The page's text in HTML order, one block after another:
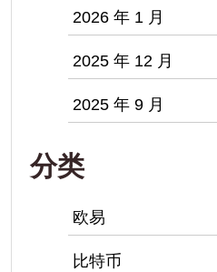
2026 年 1 月
2025 年 12 月
2025 年 9 月
分类
欧易
比特币